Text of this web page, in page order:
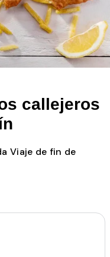
callejeros
Viaje de fin de